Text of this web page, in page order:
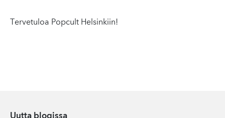
Tervetuloa Popcult Helsinkiin!
Uutta blogissa